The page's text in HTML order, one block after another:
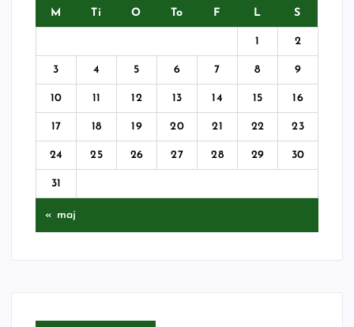
M Ti O To F L S
1 2
3 4 5 6 7 8 9
10 11 12 13 14 15 16
17 18 19 20 21 22 23
24 25 26 27 28 29 30
31
« maj